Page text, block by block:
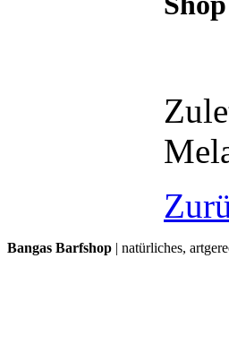
Bangas Barfshop | natürliches,